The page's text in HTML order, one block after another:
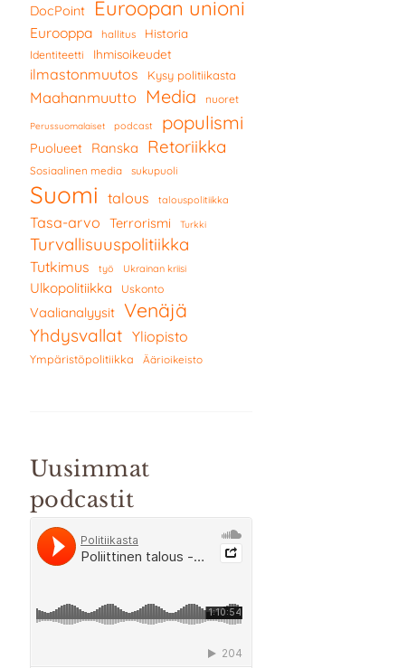
DocPoint Euroopan unioni
Eurooppa hallitus Historia
Identiteetti Ihmisoikeudet
ilmastonmuutos Kysy politiikasta
Maahanmuutto Media nuoret
Perussuomalaiset podcast populismi
Puolueet Ranska Retoriikka
Sosiaalinen media sukupuoli
Suomi talous talouspolitiikka
Tasa-arvo Terrorismi Turkki
Turvallisuuspolitiikka
Tutkimus työ Ukrainan kriisi
Ulkopolitiikka Uskonto
Vaalianalyysit Venäjä
Yhdysvallat Yliopisto
Ympäristöpolitiikka Äärioikeisto
Uusimmat
podcastit